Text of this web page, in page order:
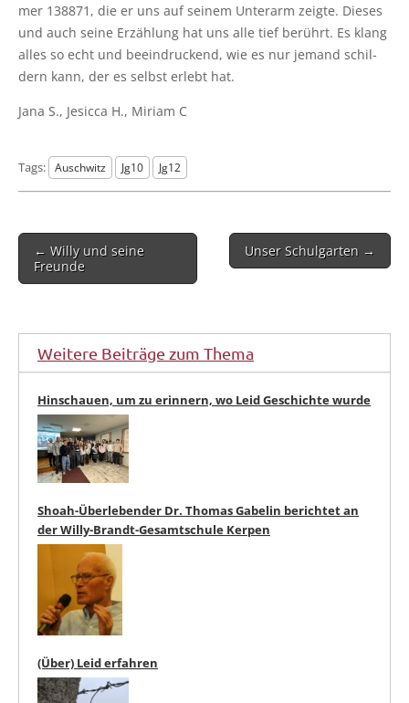
mer 138871, die er uns auf sei­nem Unter­arm zeig­te. Die­ses
und auch sei­ne Erzäh­lung hat uns alle tief berührt. Es klang
alles so echt und beein­dru­ckend, wie es nur jemand schil­
dern kann, der es selbst erlebt hat.
Jana S., Jesic­ca H., Miri­am C
Tags: Auschwitz Jg10 Jg12
Post
navigation
← Willy und seine
Freunde
Unser Schulgarten →
Weitere Beiträge zum Thema
Hinschauen, um zu erinnern, wo Leid Geschichte wurde
Shoah-Überlebender Dr. Thomas Gabelin berichtet an
der Willy-Brandt-Gesamtschule Kerpen
(Über) Leid erfahren